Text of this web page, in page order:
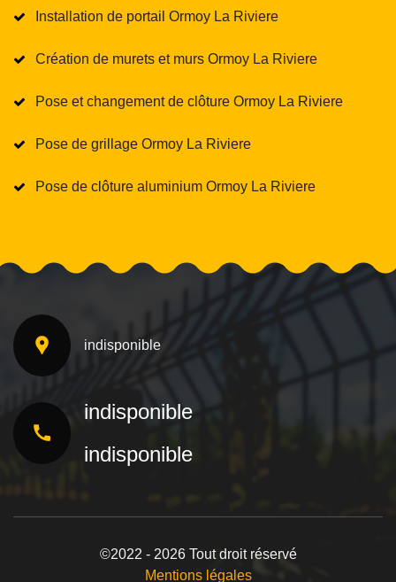
Installation de portail Ormoy La Riviere
Création de murets et murs Ormoy La Riviere
Pose et changement de clôture Ormoy La Riviere
Pose de grillage Ormoy La Riviere
Pose de clôture aluminium Ormoy La Riviere
indisponible
indisponible
indisponible
©2022 - 2026 Tout droit réservé
Mentions légales